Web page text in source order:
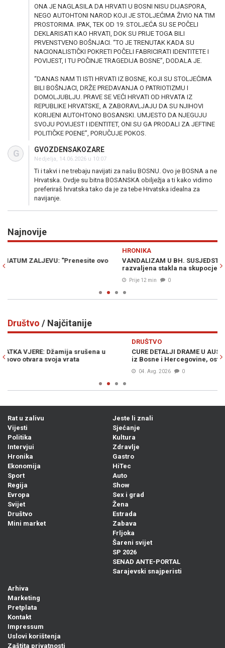
ONA JE NAGLASILA DA HRVATI U BOSNI NISU DIJASPORA,
NEGO AUTOHTONI NAROD KOJI JE STOLJEĆIMA ŽIVIO NA TIM
PROSTORIMA. IPAK, TEK OD 19. STOLJEĆA SU SE POČELI
DEKLARISATI KAO HRVATI, DOK SU PRIJE TOGA BILI
PRVENSTVENO BOŠNJACI. “TO JE TRENUTAK KADA SU
NACIONALISTIČKI POKRETI POČELI FABRICIRATI IDENTITETE I
POVIJEST, I TU POČINJE TRAGEDIJA BOSNE”, DODALA JE.
“DANAS NAM TI ISTI HRVATI IZ BOSNE, KOJI SU STOLJEĆIMA
BILI BOŠNJACI, DRŽE PREDAVANJA O PATRIOTIZMU I
DOMOLJUBLJU. PRAVE SE VEĆI HRVATI OD HRVATA IZ
REPUBLIKE HRVATSKE, A ZABORAVLJAJU DA SU NJIHOVI
KORIJENI AUTOHTONO BOSANSKI. UMJESTO DA NJEGUJU
SVOJU POVIJEST I IDENTITET, ONI SU GA PRODALI ZA JEFTINE
POLITIČKE POENE”, PORUČUJE POKOS.
G GVOZDENSAKOZARE
Nedjelja, 14.06.2026 u 10:07
Ti i takvi i ne trebaju navijati za našu BOSNU. Ovo je BOSNA a ne
Hrvatska. Ovdje su bitna BOSANSKA obilježja a ti kako vidimo
preferiraš hrvatska tako da je za tebe Hrvatska idealna za
navijanje.
Najnovije
VANDALIZAM U BH. SUSJEDSTVU: Poznatom fudbaleru
razvaljena stakla na skupocjenom Bentleyju
Društvo / Najčitanije
CURE DETALJI DRAME U AUSTRIJI: Policijska potjera za vozačem
iz Bosne i Hercegovine, ostao je bez automobila...
Rat u zalivu
Vijesti
Politika
Intervjui
Hronika
Ekonomija
Sport
Regija
Evropa
Svijet
Društvo
Mini market
Jeste li znali
Sjećanje
Kultura
Zdravlje
Gastro
HiTec
Auto
Show
Sex i grad
Žena
Estrada
Zabava
Frljoka
Šareni svijet
SP 2026
SENAD ANTE-PORTAL
Sarajevski snajperisti
Arhiva
Marketing
Pretplata
Kontakt
Impressum
Uslovi korištenja
Zaštita privatnosti